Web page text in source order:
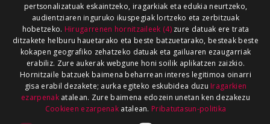
pertsonalizatuak eskaintzeko, iragarkiak eta edukia neurtzeko,
audientziaren inguruko ikuspegiak lortzeko eta zerbitzuak
hobetzeko. Hirugarrenen hornitzaileek (4)zure datuak ere trata
ditzakete helburu hauetarako eta beste batzuetarako, besteak beste
kokapen geografiko zehatzeko datuak eta gailuaren ezaugarriak
erabiliz. Zure aukerak webgune honi soilik aplikatzen zaizkio.
Hornitzaile batzuek baimena beharrean interes legitimoa oinarri
gisa erabil dezakete; aurka egiteko eskubidea duzu Iragarkien
ezarpenakatalean. Zure baimena edozein unetan ken dezakezu
Cookieen ezarpenak atalean. Pribatutasun-politika